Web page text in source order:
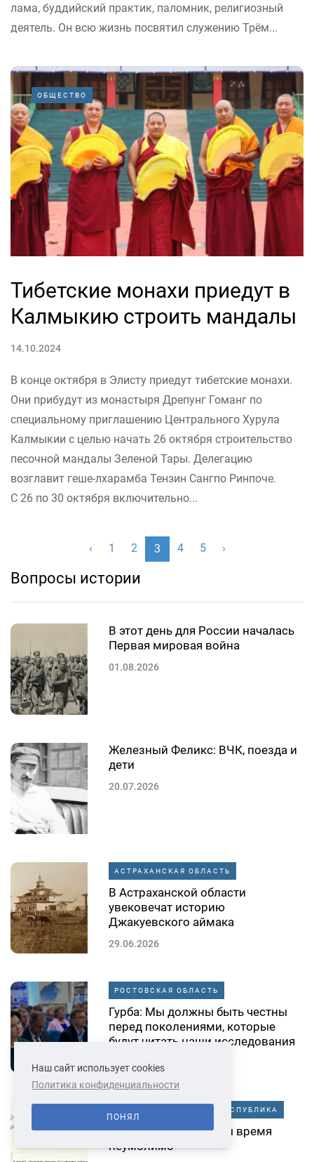
лама, буддийский практик, паломник, религиозный
деятель. Он всю жизнь посвятил служению Трём...
ОБЩЕСТВО
Тибетские монахи приедут в
Калмыкию строить мандалы
14.10.2024
В конце октября в Элисту приедут тибетские монахи.
Они прибудут из монастыря Дрепунг Гоманг по
специальному приглашению Центрального Хурула
Калмыкии с целью начать 26 октября строительство
песочной мандалы Зеленой Тары. Делегацию
возглавит геше-лхарамба Тензин Сангпо Ринпоче.
С 26 по 30 октября включительно...
‹ 1 2 3 4 5 ›
Вопросы истории
В этот день для России началась
Первая мировая война
01.08.2026
Железный Феликс: ВЧК, поезда и
дети
20.07.2026
АСТРАХАНСКАЯ ОБЛАСТЬ
В Астраханской области
увековечат историю
Джакуевского аймака
29.06.2026
РОСТОВСКАЯ ОБЛАСТЬ
Гурба: Мы должны быть честны
перед поколениями, которые
будут читать наши исследования
29.06.2026
ДОНЕЦКАЯ НАРОДНАЯ РЕСПУБЛИКА
К предателям Родины время
неумолимо
Наш сайт использует cookies
Политика конфиденциальности
ПОНЯЛ